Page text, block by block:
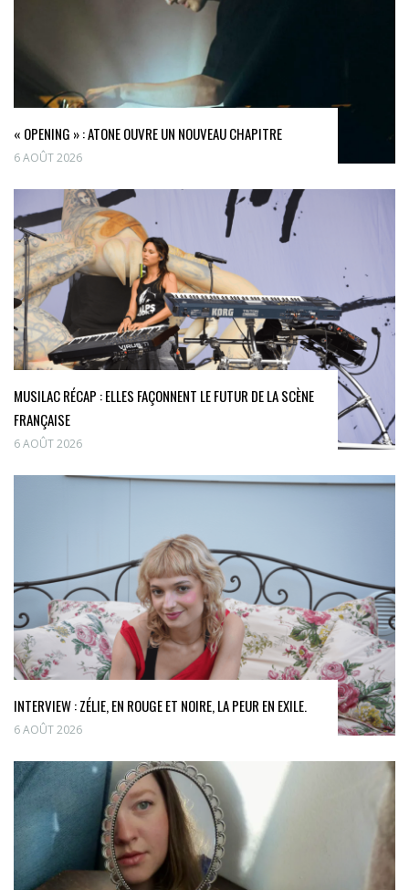
« OPENING » : ATONE OUVRE UN NOUVEAU CHAPITRE
6 AOÛT 2026
MUSILAC RÉCAP : ELLES FAÇONNENT LE FUTUR DE LA SCÈNE
FRANÇAISE
6 AOÛT 2026
INTERVIEW : ZÉLIE, EN ROUGE ET NOIRE, LA PEUR EN EXILE.
6 AOÛT 2026